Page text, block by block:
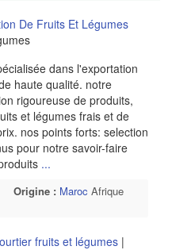
De Fruits Et Légumes
dans l'exportation
haute qualité. notre
rigoureuse de produits,
et légumes frais et de
nos points forts: selection
pour notre savoir-faire
...
Origine : Maroc Afrique
fruits et légumes |